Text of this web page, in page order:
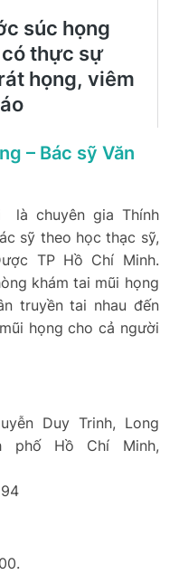
– Bác sỹ Văn
là chuyên gia Thính
sỹ theo học thạc sỹ,
TP Hồ Chí Minh.
khám tai mũi họng
truyền tai nhau đến
họng cho cả người
Duy Trinh, Long
phố Hồ Chí Minh,